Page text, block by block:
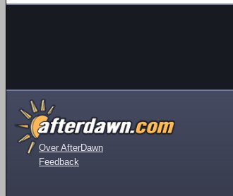
Over AfterDawn
Feedback